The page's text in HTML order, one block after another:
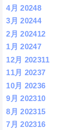
4月 20248
3月 20244
2月 202412
1月 20247
12月 202311
11月 20237
10月 20236
9月 202310
8月 202315
7月 202316